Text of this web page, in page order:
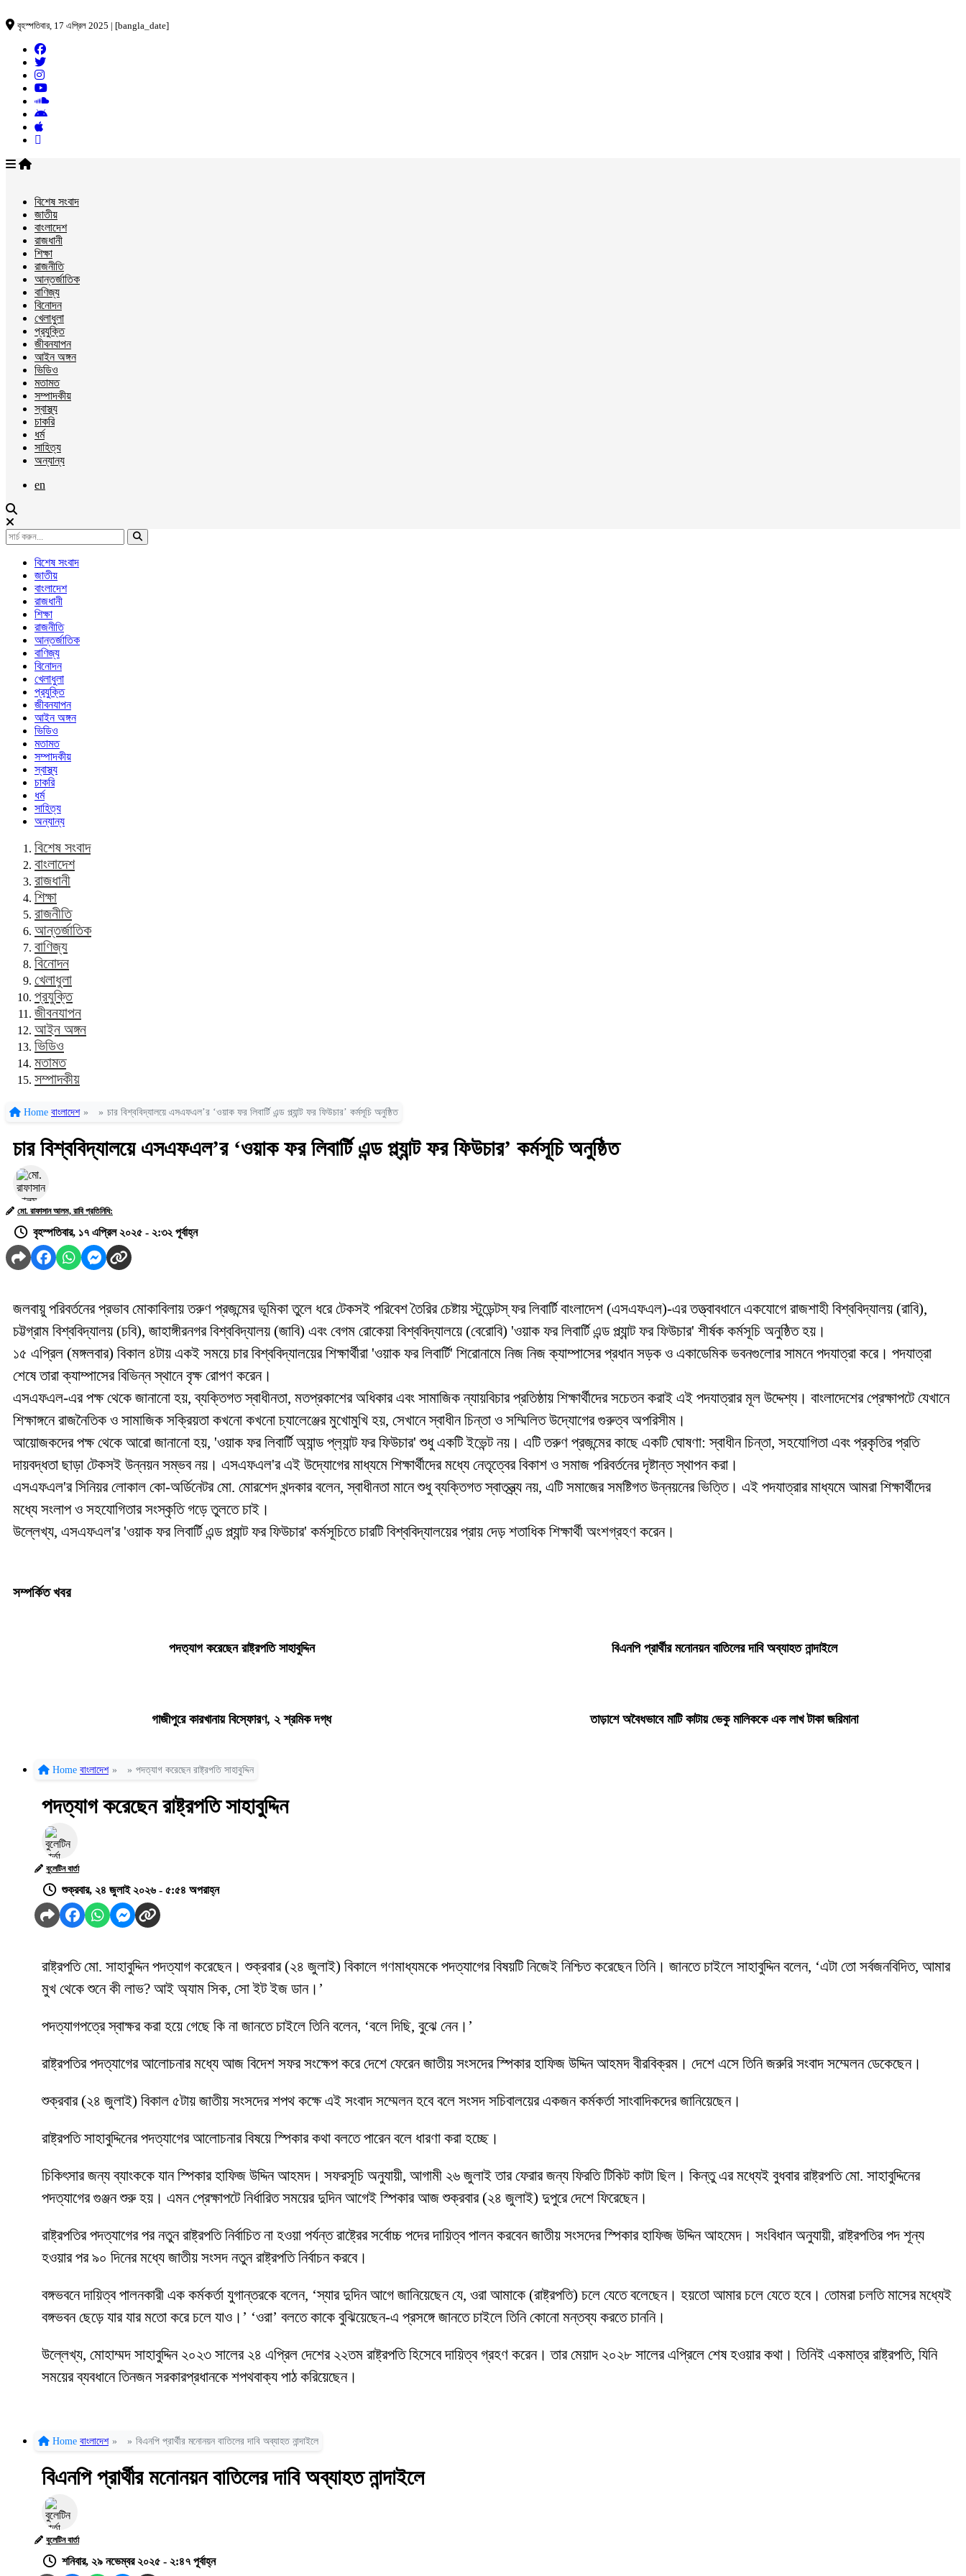
বৃহস্পতিবার, 17 এপ্রিল 2025 | [bangla_date]
বিশেষ সংবাদ
জাতীয়
বাংলাদেশ
রাজধানী
শিক্ষা
রাজনীতি
আন্তর্জাতিক
বাণিজ্য
বিনোদন
খেলাধুলা
প্রযুক্তি
জীবনযাপন
আইন অঙ্গন
ভিডিও
মতামত
সম্পাদকীয়
স্বাস্থ্য
চাকরি
ধর্ম
সাহিত্য
অন্যান্য
en
বিশেষ সংবাদ
জাতীয়
বাংলাদেশ
রাজধানী
শিক্ষা
রাজনীতি
আন্তর্জাতিক
বাণিজ্য
বিনোদন
খেলাধুলা
প্রযুক্তি
জীবনযাপন
আইন অঙ্গন
ভিডিও
মতামত
সম্পাদকীয়
স্বাস্থ্য
চাকরি
ধর্ম
সাহিত্য
অন্যান্য
বিশেষ সংবাদ
বাংলাদেশ
রাজধানী
শিক্ষা
রাজনীতি
আন্তর্জাতিক
বাণিজ্য
বিনোদন
খেলাধুলা
প্রযুক্তি
জীবনযাপন
আইন অঙ্গন
ভিডিও
মতামত
সম্পাদকীয়
Home বাংলাদেশ » » চার বিশ্ববিদ্যালয়ে এসএফএল’র ‘ওয়াক ফর লিবার্টি এন্ড প্ল্যান্ট ফর ফিউচার’ কর্মসূচি অনুষ্ঠিত
চার বিশ্ববিদ্যালয়ে এসএফএল’র ‘ওয়াক ফর লিবার্টি এন্ড প্ল্যান্ট ফর ফিউচার’ কর্মসূচি অনুষ্ঠিত
মো. রাফাসান আলম, রাবি প্রতিনিধি:
বৃহস্পতিবার, ১৭ এপ্রিল ২০২৫ - ২:৩২ পূর্বাহ্ন
জলবায়ু পরিবর্তনের প্রভাব মোকাবিলায় তরুণ প্রজন্মের ভূমিকা তুলে ধরে টেকসই পরিবেশ তৈরির চেষ্টায় স্টুডেন্টস্ ফর লিবার্টি বাংলাদেশ (এসএফএল)-এর তত্ত্বাবধানে একযোগে রাজশাহী বিশ্ববিদ্যালয় (রাবি),
চট্টগ্রাম বিশ্ববিদ্যালয় (চবি), জাহাঙ্গীরনগর বিশ্ববিদ্যালয় (জাবি) এবং বেগম রোকেয়া বিশ্ববিদ্যালয়ে (বেরোবি) 'ওয়াক ফর লিবার্টি এন্ড প্ল্যান্ট ফর ফিউচার' শীর্ষক কর্মসূচি অনুষ্ঠিত হয়।
১৫ এপ্রিল (মঙ্গলবার) বিকাল ৪টায় একই সময়ে চার বিশ্ববিদ্যালয়ের শিক্ষার্থীরা 'ওয়াক ফর লিবার্টি' শিরোনামে নিজ নিজ ক্যাম্পাসের প্রধান সড়ক ও একাডেমিক ভবনগুলোর সামনে পদযাত্রা করে। পদযাত্রা
শেষে তারা ক্যাম্পাসের বিভিন্ন স্থানে বৃক্ষ রোপণ করেন।
এসএফএল-এর পক্ষ থেকে জানানো হয়, ব্যক্তিগত স্বাধীনতা, মতপ্রকাশের অধিকার এবং সামাজিক ন্যায়বিচার প্রতিষ্ঠায় শিক্ষার্থীদের সচেতন করাই এই পদযাত্রার মূল উদ্দেশ্য। বাংলাদেশের প্রেক্ষাপটে যেখানে
শিক্ষাঙ্গনে রাজনৈতিক ও সামাজিক সক্রিয়তা কখনো কখনো চ্যালেঞ্জের মুখোমুখি হয়, সেখানে স্বাধীন চিন্তা ও সম্মিলিত উদ্যোগের গুরুত্ব অপরিসীম।
আয়োজকদের পক্ষ থেকে আরো জানানো হয়, 'ওয়াক ফর লিবার্টি অ্যান্ড প্ল‍্যান্ট ফর ফিউচার' শুধু একটি ইভেন্ট নয়। এটি তরুণ প্রজন্মের কাছে একটি ঘোষণা: স্বাধীন চিন্তা, সহযোগিতা এবং প্রকৃতির প্রতি
দায়বদ্ধতা ছাড়া টেকসই উন্নয়ন সম্ভব নয়। এসএফএল'র এই উদ্যোগের মাধ্যমে শিক্ষার্থীদের মধ্যে নেতৃত্বের বিকাশ ও সমাজ পরিবর্তনের দৃষ্টান্ত স্থাপন করা।
এসএফএল'র সিনিয়র লোকাল কো-অর্ডিনেটর মো. মোরশেদ খন্দকার বলেন, স্বাধীনতা মানে শুধু ব্যক্তিগত স্বাতন্ত্র্য নয়, এটি সমাজের সমষ্টিগত উন্নয়নের ভিত্তি। এই পদযাত্রার মাধ্যমে আমরা শিক্ষার্থীদের
মধ্যে সংলাপ ও সহযোগিতার সংস্কৃতি গড়ে তুলতে চাই।
উল্লেখ্য, এসএফএল'র 'ওয়াক ফর লিবার্টি এন্ড প্ল্যান্ট ফর ফিউচার' কর্মসূচিতে চারটি বিশ্ববিদ্যালয়ের প্রায় দেড় শতাধিক শিক্ষার্থী অংশগ্রহণ করেন।
সম্পর্কিত খবর
পদত্যাগ করেছেন রাষ্ট্রপতি সাহাবুদ্দিন বিএনপি প্রার্থীর মনোনয়ন বাতিলের দাবি অব্যাহত নান্দাইলে
গাজীপুরে কারখানায় বিস্ফোরণ, ২ শ্রমিক দগ্ধ তাড়াশে অবৈধভাবে মাটি কাটায় ভেকু মালিককে এক লাখ টাকা জরিমানা
Home বাংলাদেশ » » পদত্যাগ করেছেন রাষ্ট্রপতি সাহাবুদ্দিন
পদত্যাগ করেছেন রাষ্ট্রপতি সাহাবুদ্দিন
বুলেটিন বার্তা
শুক্রবার, ২৪ জুলাই ২০২৬ - ৫:৫৪ অপরাহ্ন
রাষ্ট্রপতি মো. সাহাবুদ্দিন পদত্যাগ করেছেন। শুক্রবার (২৪ জুলাই) বিকালে গণমাধ্যমকে পদত্যাগের বিষয়টি নিজেই নিশ্চিত করেছেন তিনি। জানতে চাইলে সাহাবুদ্দিন বলেন, ‘এটা তো সর্বজনবিদিত, আমার
মুখ থেকে শুনে কী লাভ? আই অ্যাম সিক, সো ইট ইজ ডান।’
পদত্যাগপত্রে স্বাক্ষর করা হয়ে গেছে কি না জানতে চাইলে তিনি বলেন, ‘বলে দিছি, বুঝে নেন।’
রাষ্ট্রপতির পদত্যাগের আলোচনার মধ্যে আজ বিদেশ সফর সংক্ষেপ করে দেশে ফেরেন জাতীয় সংসদের স্পিকার হাফিজ উদ্দিন আহমদ বীরবিক্রম। দেশে এসে তিনি জরুরি সংবাদ সম্মেলন ডেকেছেন।
শুক্রবার (২৪ জুলাই) বিকাল ৫টায় জাতীয় সংসদের শপথ কক্ষে এই সংবাদ সম্মেলন হবে বলে সংসদ সচিবালয়ের একজন কর্মকর্তা সাংবাদিকদের জানিয়েছেন।
রাষ্ট্রপতি সাহাবুদ্দিনের পদত্যাগের আলোচনার বিষয়ে স্পিকার কথা বলতে পারেন বলে ধারণা করা হচ্ছে।
চিকিৎসার জন্য ব্যাংককে যান স্পিকার হাফিজ উদ্দিন আহমদ। সফরসূচি অনুযায়ী, আগামী ২৬ জুলাই তার ফেরার জন্য ফিরতি টিকিট কাটা ছিল। কিন্তু এর মধ্যেই বুধবার রাষ্ট্রপতি মো. সাহাবুদ্দিনের
পদত্যাগের গুঞ্জন শুরু হয়। এমন প্রেক্ষাপটে নির্ধারিত সময়ের দুদিন আগেই স্পিকার আজ শুক্রবার (২৪ জুলাই) দুপুরে দেশে ফিরেছেন।
রাষ্ট্রপতির পদত্যাগের পর নতুন রাষ্ট্রপতি নির্বাচিত না হওয়া পর্যন্ত রাষ্ট্রের সর্বোচ্চ পদের দায়িত্ব পালন করবেন জাতীয় সংসদের স্পিকার হাফিজ উদ্দিন আহমেদ। সংবিধান অনুযায়ী, রাষ্ট্রপতির পদ শূন্য
হওয়ার পর ৯০ দিনের মধ্যে জাতীয় সংসদ নতুন রাষ্ট্রপতি নির্বাচন করবে।
বঙ্গভবনে দায়িত্ব পালনকারী এক কর্মকর্তা যুগান্তরকে বলেন, ‘স্যার দুদিন আগে জানিয়েছেন যে, ওরা আমাকে (রাষ্ট্রপতি) চলে যেতে বলেছেন। হয়তো আমার চলে যেতে হবে। তোমরা চলতি মাসের মধ্যেই
বঙ্গভবন ছেড়ে যার যার মতো করে চলে যাও।’ ‘ওরা’ বলতে কাকে বুঝিয়েছেন-এ প্রসঙ্গে জানতে চাইলে তিনি কোনো মন্তব্য করতে চাননি।
উল্লেখ্য, মোহাম্মদ সাহাবুদ্দিন ২০২৩ সালের ২৪ এপ্রিল দেশের ২২তম রাষ্ট্রপতি হিসেবে দায়িত্ব গ্রহণ করেন। তার মেয়াদ ২০২৮ সালের এপ্রিলে শেষ হওয়ার কথা। তিনিই একমাত্র রাষ্ট্রপতি, যিনি
সময়ের ব্যবধানে তিনজন সরকারপ্রধানকে শপথবাক্য পাঠ করিয়েছেন।
Home বাংলাদেশ » » বিএনপি প্রার্থীর মনোনয়ন বাতিলের দাবি অব্যাহত নান্দাইলে
বিএনপি প্রার্থীর মনোনয়ন বাতিলের দাবি অব্যাহত নান্দাইলে
বুলেটিন বার্তা
শনিবার, ২৯ নভেম্বর ২০২৫ - ২:৪৭ পূর্বাহ্ন